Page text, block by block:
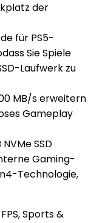
der
für PS5-
Sie Spiele
Laufwerk zu
MB/s erweitern
Gameplay
SSD
Gaming-
Technologie,
Sports &